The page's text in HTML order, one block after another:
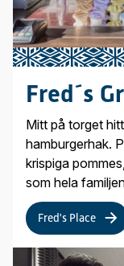
Fred´s
Mitt på torget
hamburgerhak.
krispiga
som hela
Fred's Place